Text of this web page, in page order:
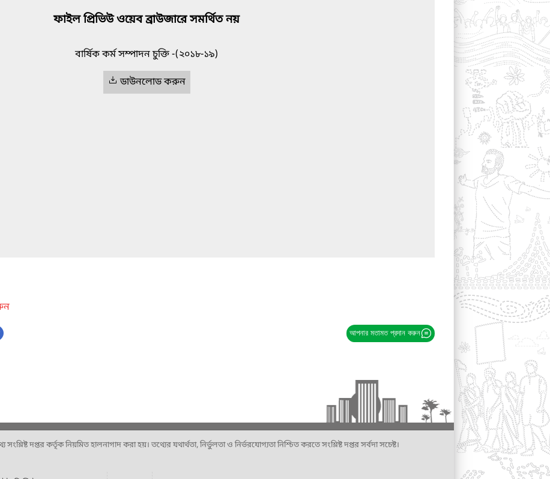
ফাইল প্রিভিউ ওয়েব ব্রাউজারে সমর্থিত নয়
বার্ষিক কর্ম সম্পাদন চুক্তি -(২০১৮-১৯)
ডাউনলোড করুন
আপনার মতামত প্রদান করুন
দপ্তর কর্তৃক নিয়মিত হালনাগাদ করা হয়। তথ্যের যথার্থতা, নির্ভুলতা ও নির্ভরযোগ্যতা নিশ্চিত করতে সংশ্লিষ্ট দপ্তর সর্বদা সচেষ্ট।